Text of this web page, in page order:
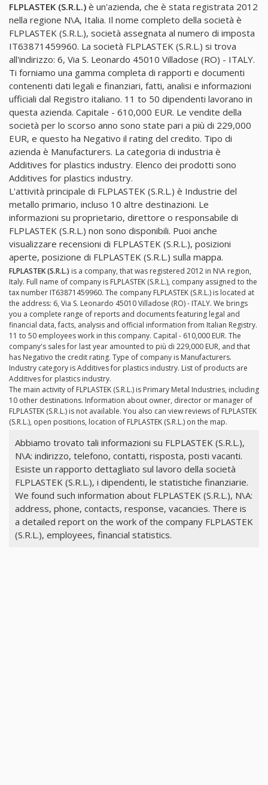
FLPLASTEK (S.R.L.) è un'azienda, che è stata registrata 2012
nella regione N\A, Italia. Il nome completo della società è
FLPLASTEK (S.R.L.), società assegnata al numero di imposta
IT63871459960. La società FLPLASTEK (S.R.L.) si trova
all'indirizzo: 6, Via S. Leonardo 45010 Villadose (RO) - ITALY.
Ti forniamo una gamma completa di rapporti e documenti
contenenti dati legali e finanziari, fatti, analisi e informazioni
ufficiali dal Registro italiano. 11 to 50 dipendenti lavorano in
questa azienda. Capitale - 610,000 EUR. Le vendite della
società per lo scorso anno sono state pari a più di 229,000
EUR, e questo ha Negativo il rating del credito. Tipo di
azienda è Manufacturers. La categoria di industria è
Additives for plastics industry. Elenco dei prodotti sono
Additives for plastics industry.
L'attività principale di FLPLASTEK (S.R.L.) è Industrie del
metallo primario, incluso 10 altre destinazioni. Le
informazioni su proprietario, direttore o responsabile di
FLPLASTEK (S.R.L.) non sono disponibili. Puoi anche
visualizzare recensioni di FLPLASTEK (S.R.L.), posizioni
aperte, posizione di FLPLASTEK (S.R.L.) sulla mappa.
FLPLASTEK (S.R.L.) is a company, that was registered 2012 in N\A region,
Italy. Full name of company is FLPLASTEK (S.R.L.), company assigned to the
tax number IT63871459960. The company FLPLASTEK (S.R.L.) is located at
the address: 6, Via S. Leonardo 45010 Villadose (RO) - ITALY. We brings
you a complete range of reports and documents featuring legal and
financial data, facts, analysis and official information from Italian Registry.
11 to 50 employees work in this company. Capital - 610,000 EUR. The
company's sales for last year amounted to più di 229,000 EUR, and that
has Negativo the credit rating. Type of company is Manufacturers.
Industry category is Additives for plastics industry. List of products are
Additives for plastics industry.
The main activity of FLPLASTEK (S.R.L.) is Primary Metal Industries, including
10 other destinations. Information about owner, director or manager of
FLPLASTEK (S.R.L.) is not available. You also can view reviews of FLPLASTEK
(S.R.L.), open positions, location of FLPLASTEK (S.R.L.) on the map.
Abbiamo trovato tali informazioni su FLPLASTEK (S.R.L.),
N\A: indirizzo, telefono, contatti, risposta, posti vacanti.
Esiste un rapporto dettagliato sul lavoro della società
FLPLASTEK (S.R.L.), i dipendenti, le statistiche finanziarie.
We found such information about FLPLASTEK (S.R.L.), N\A:
address, phone, contacts, response, vacancies. There is
a detailed report on the work of the company FLPLASTEK
(S.R.L.), employees, financial statistics.